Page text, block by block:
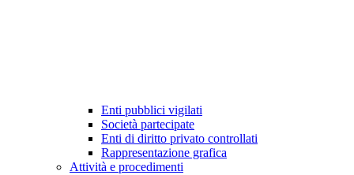
Enti pubblici vigilati
Società partecipate
Enti di diritto privato controllati
Rappresentazione grafica
Attività e procedimenti